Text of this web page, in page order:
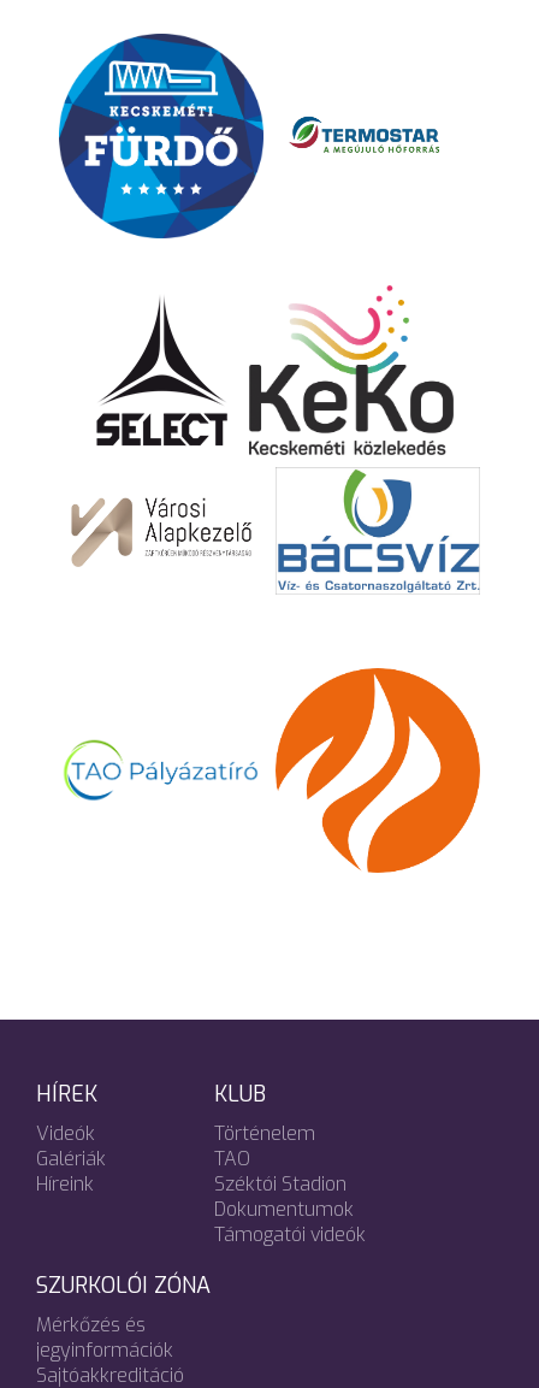
HÍREK
Videók
Galériák
Híreink
KLUB
Történelem
TAO
Széktói Stadion
Dokumentumok
Támogatói videók
SZURKOLÓI ZÓNA
Mérkőzés és
jegyinformációk
Sajtóakkreditáció